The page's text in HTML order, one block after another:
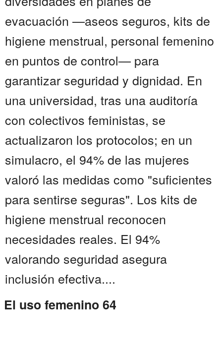
evacuación —aseos seguros, kits de
higiene menstrual, personal femenino
en puntos de control— para
garantizar seguridad y dignidad. En
una universidad, tras una auditoría
con colectivos feministas, se
actualizaron los protocolos; en un
simulacro, el 94% de las mujeres
valoró las medidas como "suficientes
para sentirse seguras". Los kits de
higiene menstrual reconocen
necesidades reales. El 94%
valorando seguridad asegura
inclusión efectiva....
El uso femenino 64